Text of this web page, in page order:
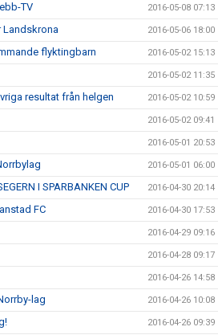
TV 2016-05-08 07:13
Landskrona 2016-05-06 18:00
flyktingbarn 2016-05-02 15:13
2016-05-02 11:35
resultat från helgen 2016-05-02 10:59
2016-05-02 09:41
2016-05-01 20:53
2016-05-01 06:00
I SPARBANKEN CUP 2016-04-30 20:14
FC 2016-04-30 17:53
2016-04-29 09:16
2016-04-28 09:17
2016-04-26 14:58
lag 2016-04-26 10:08
2016-04-26 09:39